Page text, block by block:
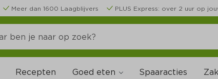
Meer dan 1600 Laagblijvers PLUS Express: over 2 uur op
Recepten Goed eten Spaaracties